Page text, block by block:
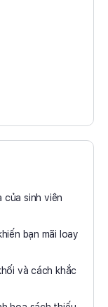
sinh viên
bạn mãi loay
và cách khắc